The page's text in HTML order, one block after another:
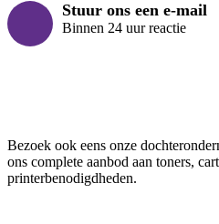
Stuur ons een e-mail
Binnen 24 uur reactie
Bezoek ook eens onze
ons complete aanbod aan toners,
printerbenodigdheden.